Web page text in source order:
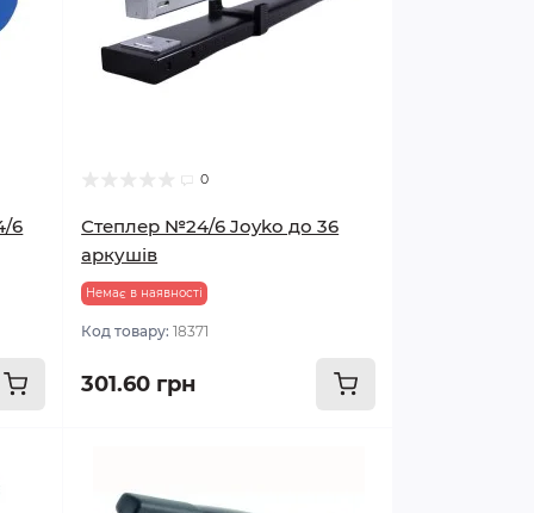
6
0
Степлер №24/6 Joyko до 36
аркушів
Немає в наявності
Код товару:18371
301.60 грн